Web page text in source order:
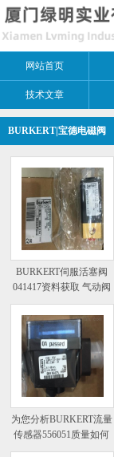
网站首页
技术文章
BURKERT|宝德电磁阀
BURKERT伺服活塞阀
041417资料获取 气动阀
为您分析BURKERT流量
传感器556051质量如何